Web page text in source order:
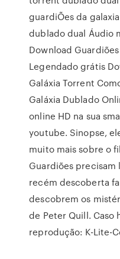
guardiÕes da
dublado dual Áudio
Download
Legendado grátis
Galáxia Torrent
Galáxia Dublado
online HD na sua
youtube. Sinopse,
muito mais sobre o
Guardiões precisam
recém descoberta
descobrem os
de Peter Quill. Caso
reprodução: K-Lite-